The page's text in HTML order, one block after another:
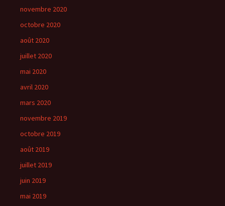
novembre 2020
octobre 2020
août 2020
juillet 2020
mai 2020
avril 2020
mars 2020
novembre 2019
octobre 2019
août 2019
juillet 2019
juin 2019
mai 2019